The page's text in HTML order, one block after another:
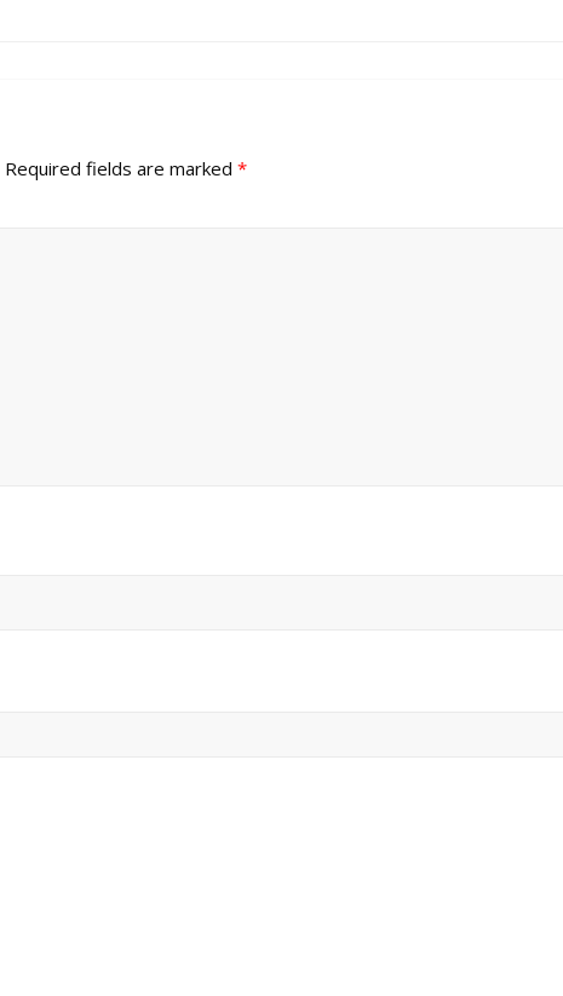
Required fields are marked *